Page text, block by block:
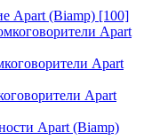
Apart (Biamp) [100]
Apart
Apart
Apart
Apart (Biamp)